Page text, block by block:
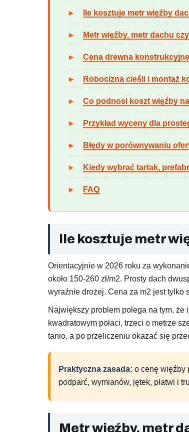
Ile kosztuje metr więźby
Metr więźby, metr dachu
Cena drewna
Robocizna cieśli i montaż
Co podnosi koszt więźby
Przykład wyceny dla
Błędy w porównywaniu
Kiedy wybrać tartak,
FAQ
Ile kosztuje metr
Orientacyjnie w 2026 roku za
około 150-260 zł/m2. Prosty dach
wyraźnie drożej. Cena za m2 jest tylko
Największy problem polega na tym,
kwadratowym połaci, trzeci o metrze
tanio, a po przeliczeniu okazać się
Praktyczna zasada: o cenę więźby
podparć, wymianów, jętek, płatwi i
Metr więźby, metr